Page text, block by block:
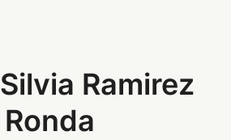
Silvia Ramirez
Ronda